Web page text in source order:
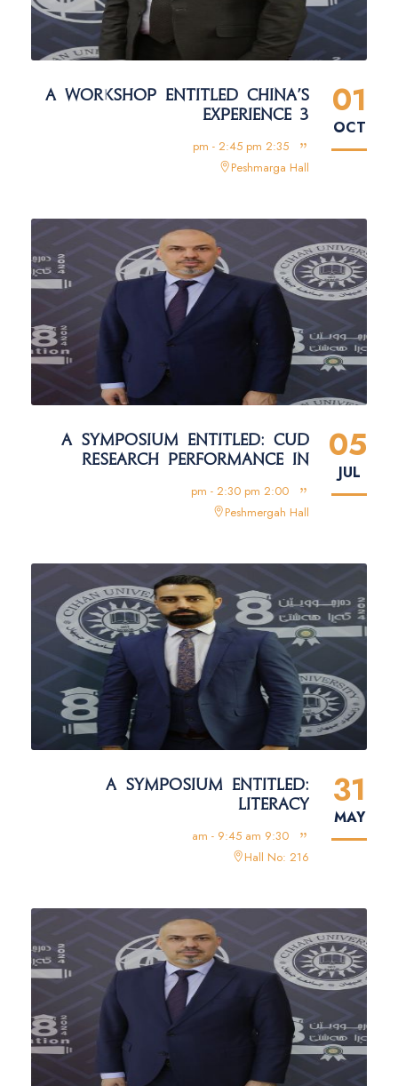
01
OCT
A WORKSHOP ENTITLED CHINA'S
EXPERIENCE 3
2:35 pm - 2:45 pm
Peshmarga Hall
05
JUL
A SYMPOSIUM ENTITLED: CUD
RESEARCH PERFORMANCE IN
2:00 pm - 2:30 pm
Peshmergah Hall
31
MAY
A SYMPOSIUM ENTITLED:
LITERACY
9:30 am - 9:45 am
Hall No: 216